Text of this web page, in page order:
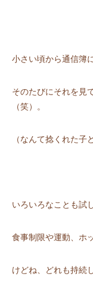
⼩さい頃から通信簿
そのたびにそれを⾒
（笑）。
（なんて捻くれた⼦
いろいろなことも試
⾷事制限や運動、ホ
けどね、どれも持続